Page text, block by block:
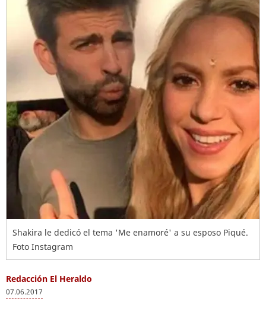
Shakira le dedicó el tema 'Me enamoré' a su esposo Piqué.
Foto Instagram
Redacción El Heraldo
07.06.2017